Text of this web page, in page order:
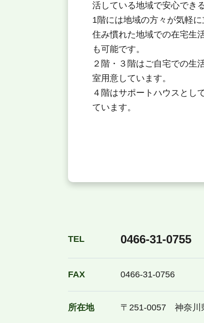
活している地域で安心でき
1階には地域の方々が気軽
住み慣れた地域での在宅生
も可能です。
２階・３階はご自宅での生
室用意しています。
４階はサポートハウスとし
ています。
TEL 0466-31-0755
FAX 0466-31-0756
所在地 〒251-0057 神奈川